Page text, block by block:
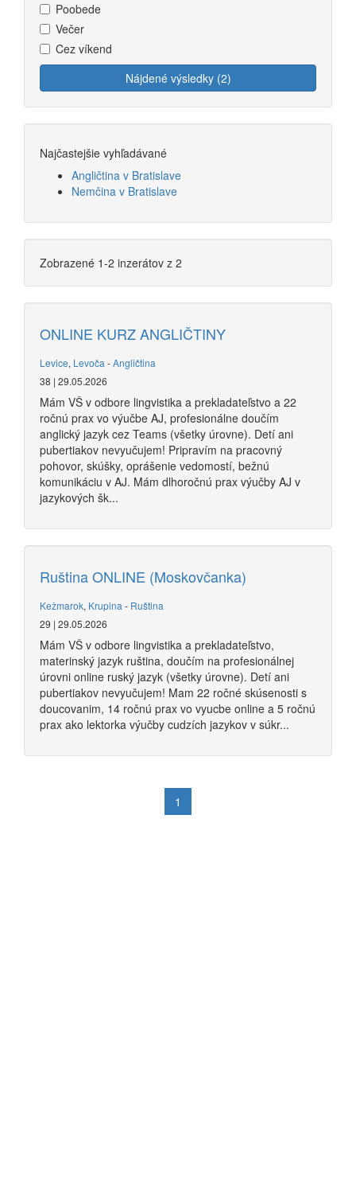
Poobede
Večer
Cez víkend
Nájdené výsledky (2)
Najčastejšie vyhľadávané
Angličtina v Bratislave
Nemčina v Bratislave
Zobrazené 1-2 inzerátov z 2
ONLINE KURZ ANGLIČTINY
Levice, Levoča -Angličtina
38 | 29.05.2026
Mám VŠ v odbore lingvistika a prekladateľstvo a 22
ročnú prax vo výučbe AJ, profesionálne doučím
anglický jazyk cez Teams (všetky úrovne). Detí ani
pubertiakov nevyučujem! Pripravím na pracovný
pohovor, skúšky, oprášenie vedomostí, bežnú
komunikáciu v AJ. Mám dlhoročnú prax výučby AJ v
jazykových šk...
Ruština ONLINE (Moskovčanka)
Kežmarok, Krupina - Ruština
29 | 29.05.2026
Mám VŠ v odbore lingvistika a prekladateľstvo,
materinský jazyk ruština, doučím na profesionálnej
úrovni online ruský jazyk (všetky úrovne). Detí ani
pubertiakov nevyučujem! Mam 22 ročné skúsenosti s
doucovanim, 14 ročnú prax vo vyucbe online a 5 ročnú
prax ako lektorka výučby cudzích jazykov v súkr...
1